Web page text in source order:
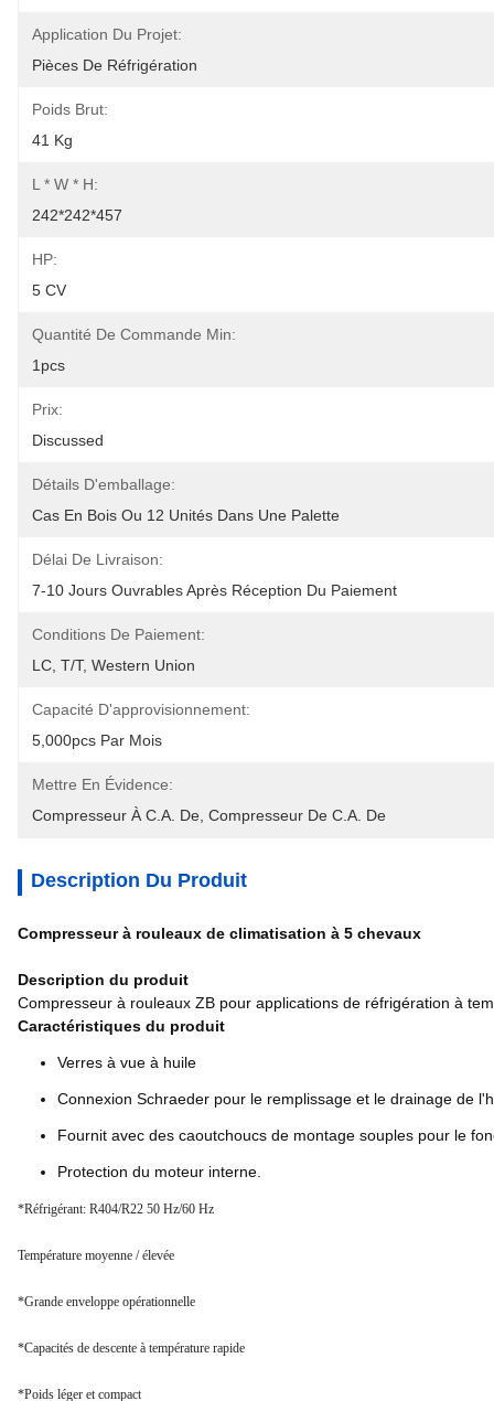
Application Du Projet:
Pièces De Réfrigération
Poids Brut:
41 Kg
L * W * H:
242*242*457
HP:
5 CV
Quantité De Commande Min:
1pcs
Prix:
Discussed
Détails D'emballage:
Cas En Bois Ou 12 Unités Dans Une Palette
Délai De Livraison:
7-10 Jours Ouvrables Après Réception Du Paiement
Conditions De Paiement:
LC, T/T, Western Union
Capacité D'approvisionnement:
5,000pcs Par Mois
Mettre En Évidence:
Compresseur À C.A. De Compresseur De C.A. De
Description Du Produit
Compresseur à rouleaux de climatisation à 5 chevaux
Description du produit
Compresseur à rouleaux ZB pour applications de réfrigération à
Caractéristiques du produit
Verres à vue à huile
Connexion Schraeder pour le remplissage et le drainage de
Fournit avec des caoutchoucs de montage souples pour le
Protection du moteur interne.
*Réfrigérant: R404/R22 50 Hz/60 Hz
Température moyenne / élevée
*Grande enveloppe opérationnelle
*Capacités de descente à température rapide
*Poids léger et compact